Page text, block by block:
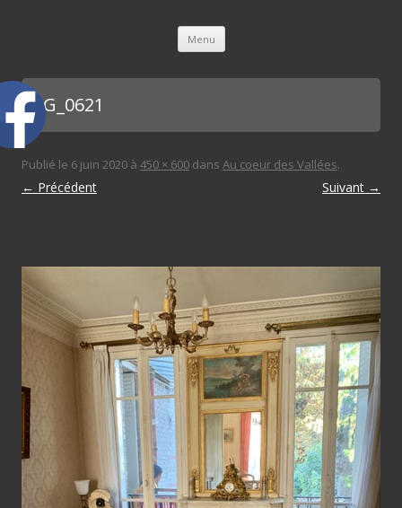
Menu Aller au contenu principal
IMG_0621
Publié le 6 juin 2020 à 450 × 600 dans Au coeur des Vallées.
← Précédent Suivant →